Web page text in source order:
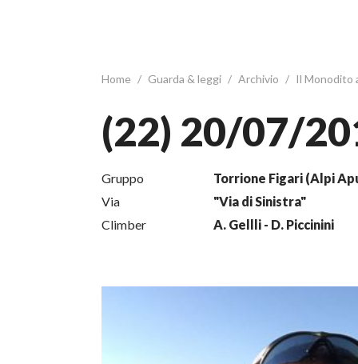
Home / Guarda & leggi / Archivio / Il Monodito
(22) 20/07/
Gruppo
Torrione Figari (Alpi
Via
"Via di Sinistra"
Climber
A. Gellli - D. Piccinini